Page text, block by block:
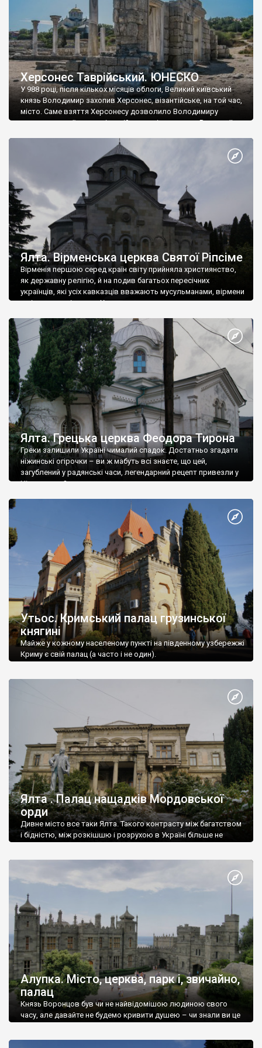
Херсонес Таврійський. ЮНЕСКО
У 988 році, після кількох місяців облоги, Великий київський
князь Володимир захопив Херсонес, візантійське, на той час,
місто. Саме взяття Херсонесу дозволило Володимиру
диктувати свої умови візантійському імператору Василю ІІ, та
Херсонесі Володимир-язичник, став Василем-християнином.
А потім було Хрещення Русі. На честь Херсонесу Таврійського
Ялта. Вірменська церква Святої Ріпсіме
Вірменія першою серед країн світу прийняла християнство,
як державну релігію, й на подив багатьох пересічних
українців, які усіх кавказців вважають мусульманами, вірмени
є відданими вірянами Христа
Ялта. Грецька церква Феодора Тирона
Греки залишили Україні чималий спадок. Достатньо згадати
ніжинські огірочки – ви ж мабуть всі знаєте, що цей,
загублений у радянські часи, легендарний рецепт привезли у
Ніжин греки?
Утьос. Кримський палац грузинської
княгині
Майже у кожному населеному пункті на південному узбережжі
Криму є свій палац (а часто і не один).
Ялта . Палац нащадків Мордовської
орди
Дивне місто все таки Ялта. Такого контрасту між багатством
і бідністю, між розкішшю і розрухою в Україні більше не
Алупка. Місто, церква, парк і, звичайно,
палац
Князь Воронцов був чи не найвідомішою людиною свого
часу, але давайте не будемо кривити душею – чи знали ви це